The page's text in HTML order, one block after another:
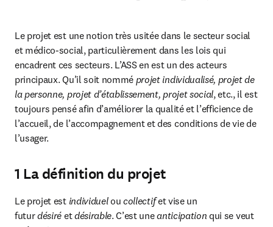
Le projet est une notion très usitée dans le secteur social
et médico-social, particulièrement dans les lois qui
encadrent ces secteurs. L’ASS en est un des acteurs
principaux. Qu’il soit nommé projet individualisé, projet de
la personne, projet d’établissement, projet social, etc., il est
toujours pensé afin d’améliorer la qualité et l’efficience de
l’accueil, de l’accompagnement et des conditions de vie de
l’usager.
1 La définition du projet
Le projet est individuel ou collectif et vise un
futur désiré et désirable. C’est une anticipation qui se veut